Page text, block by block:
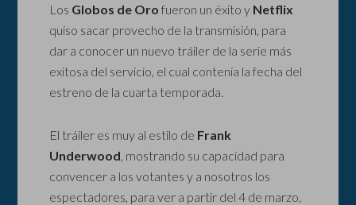
Los Globos de Oro fueron un éxito y Netflix
quiso sacar provecho de la transmisión, para
dar a conocer un nuevo tráiler de la serie más
exitosa del servicio, el cual contenía la fecha del
estreno de la cuarta temporada.
El tráiler es muy al estilo de Frank
Underwood, mostrando su capacidad para
convencer a los votantes y a nosotros los
espectadores, para ver a partir del 4 de marzo,